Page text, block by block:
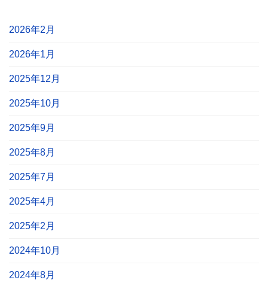
2026年2月
2026年1月
2025年12月
2025年10月
2025年9月
2025年8月
2025年7月
2025年4月
2025年2月
2024年10月
2024年8月